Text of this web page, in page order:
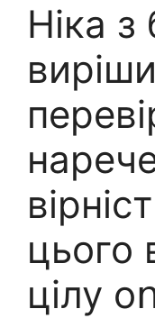
Ніка з
цього
цілу